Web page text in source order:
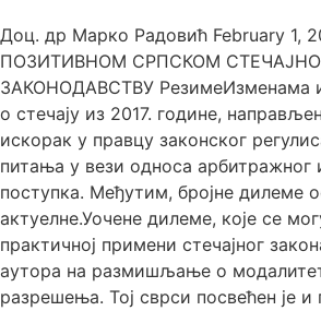
Доц. др Марко Радовић February 1,
ПОЗИТИВНОМ СРПСКОМ
ЗАКОНОДАВСТВУ РезимеИзменама
о стечају из 2017. године,
искорак у правцу законског
питања у вези односа арбитражног
поступка. Међутим, бројне дилеме
актуелне.Уочене дилеме, које се
практичној примени стечајног
аутора на размишљање о
разрешења. Тој сврси посвећен је